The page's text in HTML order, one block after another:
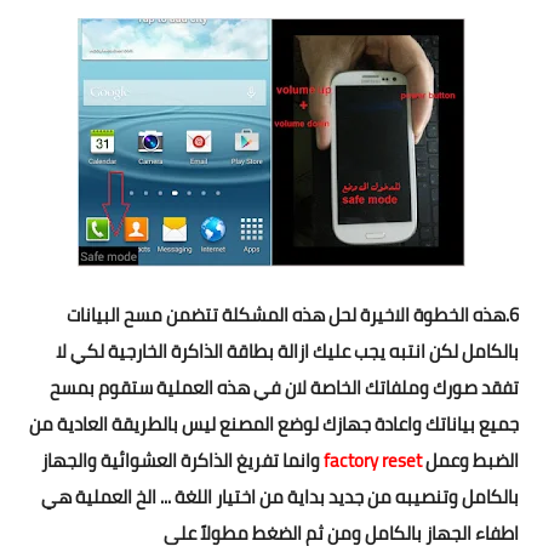
6.هذه الخطوة الاخيرة لحل هذه المشكلة تتضمن مسح البيانات
بالكامل لكن انتبه يجب عليك ازالة بطاقة الذاكرة الخارجية لكي لا
تفقد صورك وملفاتك الخاصة لان في هذه العملية ستقوم بمسح
جميع بياناتك واعادة جهازك لوضع المصنع ليس بالطريقة العادية من
الضبط وعملfactory resetوانما تفريغ الذاكرة العشوائية والجهاز
بالكامل وتنصيبه من جديد بداية من اختيار اللغة ... الخالعملية هي
اطفاء الجهاز بالكامل ومن ثم الضغط مطولاً على